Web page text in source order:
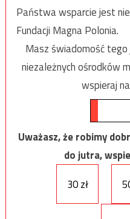
Państwa wsparcie jest
Fundacji Magna Polonia.
Masz świadomość
niezależnych ośrodków
wspieraj
Uważasz, że robimy
do jutra,
30 zł